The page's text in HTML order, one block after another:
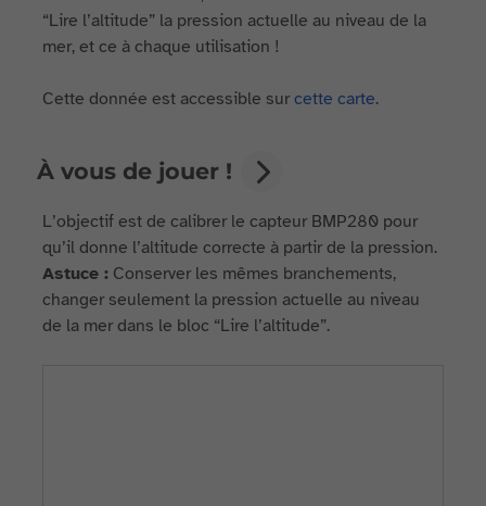
“Lire l’altitude” la pression actuelle au niveau de la
mer, et ce à chaque utilisation !
Cette donnée est accessible surcette carte.
À vous de jouer !
L’objectif est de calibrer le capteur BMP280 pour
qu’il donne l’altitude correcte à partir de la pression.
Astuce : Conserver les mêmes branchements,
changer seulement la pression actuelle au niveau
de la mer dans le bloc “Lire l’altitude”.